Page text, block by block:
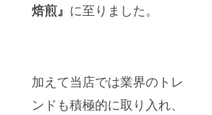
焙煎』 に至りました。
加えて当店では業界のトレ
ンドも積極的に取り入れ、